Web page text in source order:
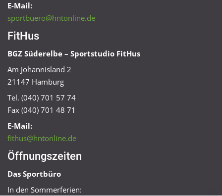
E-Mail:
sportbuero@hntonline.de
FitHus
BGZ Süderelbe – Sportstudio FitHus
Am Johannisland 2
21147 Hamburg
Tel. (040) 701 57 74
Fax (040) 701 48 71
E-Mail:
fithus@hntonline.de
Öffnungszeiten
Das Sportbüro
In den Sommerferien: